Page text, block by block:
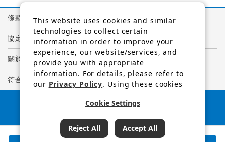
查詢結果 178 可預訂行程
條款與條件
協定
關於個人資訊的隱私權政策
符合GDPR規定的隱私權聲明
日本旅遊廳長官
註冊旅行社編號1847
This website uses cookies and similar
technologies to collect certain
information in order to improve your
experience, our website/services, and
provide you with appropriate
information. For details, please refer to
our Privacy Policy. Using these cookies
party providers may process personal
Cookie Settings
Reject All Accept All